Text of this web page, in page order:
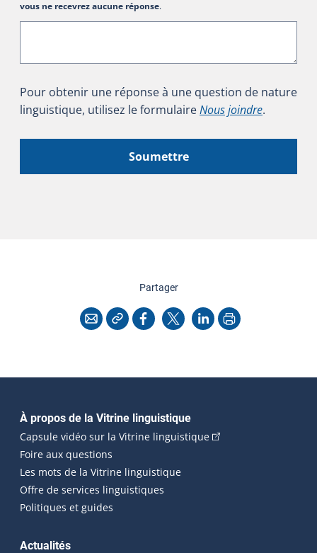
vous ne recevrez aucune réponse.
Pour obtenir une réponse à une question de nature
linguistique, utilisez le formulaireNous joindre.
Soumettre
Partagercette page
CourrielCopier l'adresse
Facebook
X LinkedInImprimer
Navigation principale
À propos de la Vitrine linguistique
Capsule vidéo sur la Vitrine linguistique(Cet hyperlien
Foire aux questions
Les mots de la Vitrine linguistique
Offre de services linguistiques
Politiques et guides
Actualités